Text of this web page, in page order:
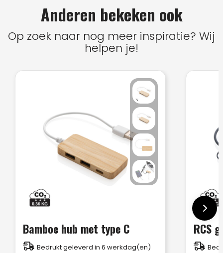
Anderen bekeken ook
Op zoek naar nog meer inspiratie? Wij
helpen je!
Bamboe hub met type C
Bedrukt geleverd in 6 werkdag(en)